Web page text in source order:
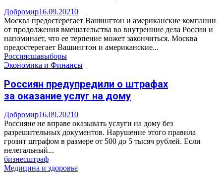
Добромир16.09.20210
Москва предостерегает Вашингтон и американские компании
от продолжения вмешательства во внутренние дела России и
напоминает, что ее терпение может закончиться. Москва
предостерегает Вашингтон и американские...
Россиясшавыборы
Экономика и Финансы
Россиян предупредили о штрафах
за оказание услуг на дому
Добромир16.09.20210
Россияне не вправе оказывать услуги на дому без
разрешительных документов. Нарушение этого правила
грозит штрафом в размере от 500 до 5 тысяч рублей. Если
нелегальный...
бизнесштраф
Медицина и здоровье